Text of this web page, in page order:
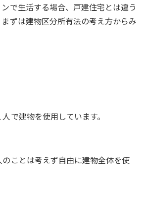
で生活する場合、戸建住宅とは違う
ずは建物区分所有法の考え方からみ
で建物を使用しています。
ことは考えず自由に建物全体を使